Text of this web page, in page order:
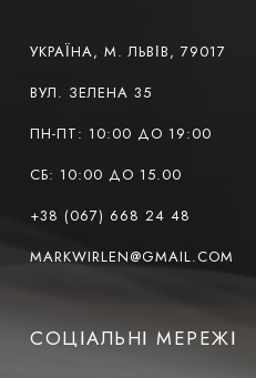
УКРАЇНА, М. ЛЬВІВ, 79017
ВУЛ. ЗЕЛЕНА 35
ПН-ПТ: 10:00 ДО 19:00
СБ: 10:00 ДО 15.00
+38 (067) 668 24 48
MARKWIRLEN@GMAIL.COM
СОЦІАЛЬНІ МЕРЕЖІ